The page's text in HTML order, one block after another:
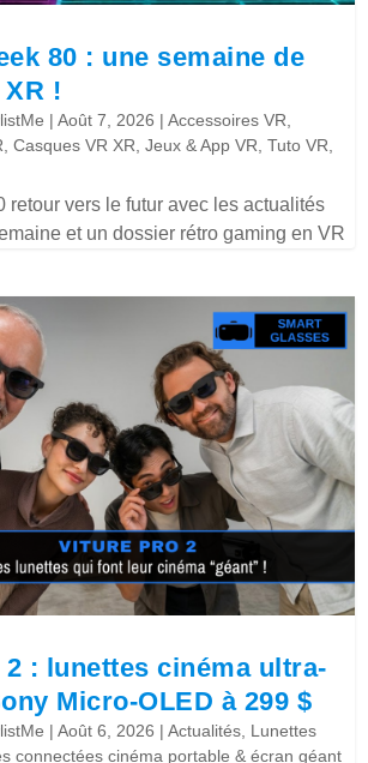
80 : une semaine de
!
|Août 7, 2026 |Accessoires VR,
,Casques VR XR,Jeux & App VR,Tuto VR,
retour vers le futur avec les actualités
et un dossier rétro gaming en VR
2 : lunettes cinéma ultra-
Micro-OLED à 299 $
|Août 6, 2026 |Actualités, Lunettes
connectées cinéma portable & écran géant